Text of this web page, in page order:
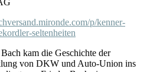
p/kenner-
seltenheiten
kam die Geschichte der
von DKW und Auto-Union ins